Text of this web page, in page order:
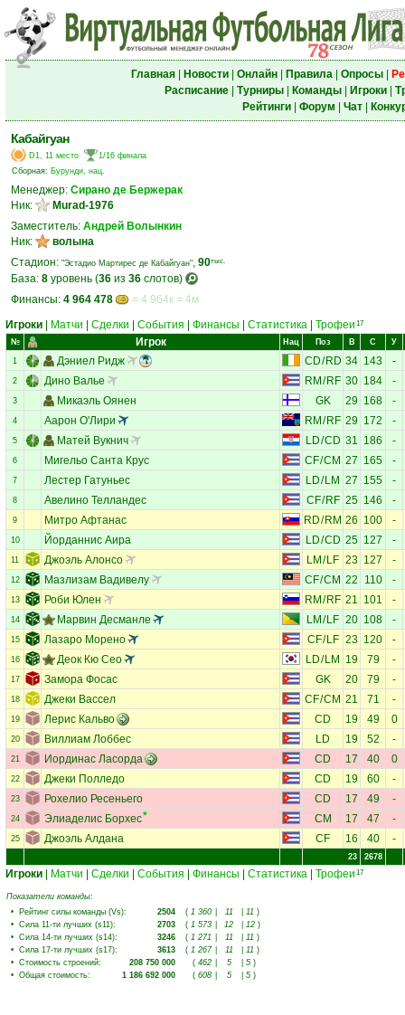
Главная| Новости| Онлайн| Правила| Опросы|
Расписание| Турниры| Команды| Игроки|
Рейтинги| Форум Чат|
Кабайгуан
D1, 11 место
1/16 финала
Сборная: Бурунди, нац.
Менеджер: Сирано де Бержерак
Ник:
Murad-1976
Заместитель: Андрей Волынкин
Ник:
волына
Стадион: "Эстадио Мартирес де Кабайгуан", 90тыс.
База: 8 уровень (36 из 36 слотов)
Финансы: 4 964 478
= 4 964к = 4м
Игроки
Матчи Сделки События Финансы Статистика Трофеи 17
№ Игрок Нац Поз В С У
1 Дэниел Ридж CD/RD 34 143 -
2 Дино Валье RM / RF 30 184 -
3 Микаэль Оянен GK 29 168 -
4 Аарон О'Лири RM / RF 29 172 -
5 Матей Вукнич LD/CD 31 186 -
6 Мигельо Санта Крус CF/CM 27 165 -
7 Лестер Гатуньес LD/ LM 27 155 -
8 Авелино Телландес CF/RF 25 146 -
9 Митро Афтанас RD/ RM 26 100 -
10 Йорданнис Аира LD/CD 25 127 -
11 Джоэль Алонсо LM / LF 23 127 -
12 Мазлизам Вадивелу CF/CM 22 110 -
13 Роби Юлен RM / RF 21 101 -
14 Марвин Десманле LM / LF 20 108 -
15 Лазаро Морено CF/LF 23 120 -
16 Деок Кю Сео LD/ LM 19 79 -
17 Замора Фосас GK 20 79 -
18 Джеки Вассел CF/CM 21 71 -
19 Лерис Кальво CD 19 49 0
20 Виллиам Лоббес LD 19 52 -
21 Иординас Ласорда CD 17 40 0
22 Джеки Полледо CD 19 60 -
23 Рохелио Ресеньего CD 17 49 -
24 Элиаделис Борхес CM 17 47 -
25 Джоэль Алдана CF 16 40 -
23 2678
Игроки Матчи Сделки События Финансы Статистика Трофеи 17
Показатели команды:
• Рейтинг силы команды (Vs): 2504 ( 1 360 11 11 )
• Сила 11-ти лучших (s11): 2703 ( 1 573 12 12 )
• Сила 14-ти лучших (s14): 3246 ( 1 271 11 11 )
• Сила 17-ти лучших (s17): 3613 ( 1 267 11 11 )
• Стоимость строений: 208 750 000 ( 462 5 5 )
• Общая стоимость: 1 186 692 000 ( 608 5 5 )